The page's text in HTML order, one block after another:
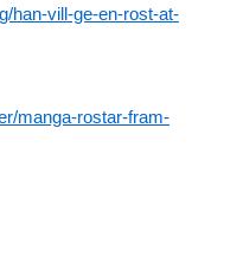
han-vill-ge-en-rost-at-
manga-rostar-fram-